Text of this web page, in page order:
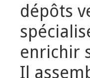
dépôts
enrichir
Il